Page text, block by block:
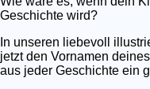
Geschichte wird?
In unseren liebevoll
jetzt den Vornamen
aus jeder Geschichte ein